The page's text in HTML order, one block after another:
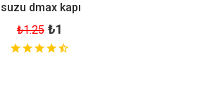
Isuzu dmax kapı
₺1.25 ₺1